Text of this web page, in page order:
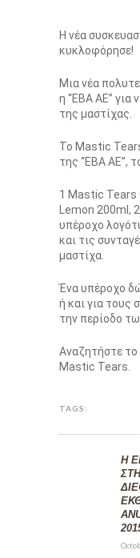
Η νέα
κυκλοφόρησε!
Μια νέα
η “ΕΒΑ ΑΕ” για
της μαστίχας.
Το Mastic
της “ΕΒΑ ΑΕ”,
1 Mastic Tears
Lemon 200ml,
υπέροχο
και τις
μαστίχα.
Ένα υπέροχο
ή και για τους
την περίοδο
Αναζητήστε το
Mastic Tears.
TAGS:
H